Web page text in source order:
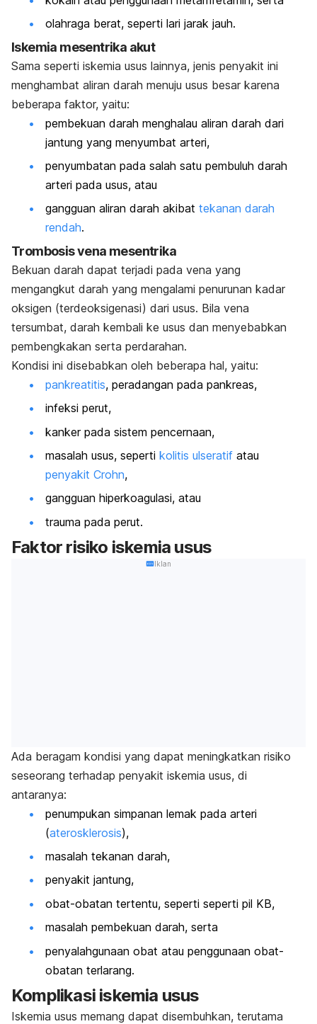
olahraga berat, seperti lari jarak jauh.
Iskemia mesentrika akut
Sama seperti iskemia usus lainnya, jenis penyakit ini
menghambat aliran darah menuju usus besar karena
beberapa faktor, yaitu:
pembekuan darah menghalau aliran darah dari
jantung yang menyumbat arteri,
penyumbatan pada salah satu pembuluh darah
arteri pada usus, atau
gangguan aliran darah akibat tekanan darah
rendah.
Trombosis vena mesentrika
Bekuan darah dapat terjadi pada vena yang
mengangkut darah yang mengalami penurunan kadar
oksigen (terdeoksigenasi) dari usus. Bila vena
tersumbat, darah kembali ke usus dan menyebabkan
pembengkakan serta perdarahan.
Kondisi ini disebabkan oleh beberapa hal, yaitu:
pankreatitis, peradangan pada pankreas,
infeksi perut,
kanker pada sistem pencernaan,
masalah usus, seperti kolitis ulseratif atau
penyakit Crohn,
gangguan hiperkoagulasi, atau
trauma pada perut.
Faktor risiko iskemia usus
Iklan
Ada beragam kondisi yang dapat meningkatkan risiko
seseorang terhadap penyakit iskemia usus, di
antaranya:
penumpukan simpanan lemak pada arteri
(aterosklerosis),
masalah tekanan darah,
penyakit jantung,
obat-obatan tertentu, seperti seperti pil KB,
masalah pembekuan darah, serta
penyalahgunaan obat atau penggunaan obat-
obatan terlarang.
Komplikasi iskemia usus
Iskemia usus memang dapat disembuhkan, terutama